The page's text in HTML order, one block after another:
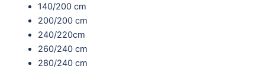
140/200 cm
200/200 cm
240/220cm
260/240 cm
280/240 cm